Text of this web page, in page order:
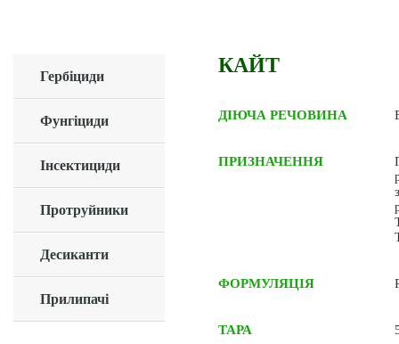
Гербіциди
Фунгіциди
Інсектициди
Протруйники
Десиканти
Прилипачі
КАЙТ
ДІЮЧА РЕЧОВИНА
ПРИЗНАЧЕННЯ
ФОРМУЛЯЦІЯ
ТАРА